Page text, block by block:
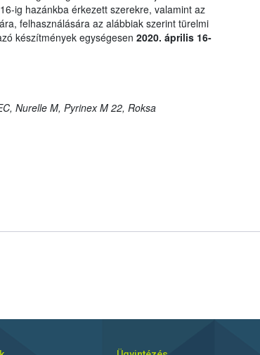
ig hazánkba érkezett szerekre, valamint az
felhasználására az alábbiak szerint türelmi
készítmények egységesen 2020. április 16-
Nurelle M, Pyrinex M 22, Roksa